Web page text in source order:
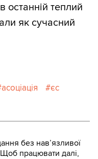
останній теплий
як сучасний
асоціація єс
без навʼязливої
працювати далі,